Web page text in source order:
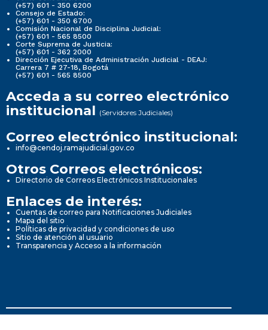
(+57) 601 - 350 6200
Consejo de Estado:
(+57) 601 - 350 6700
Comisión Nacional de Disciplina Judicial:
(+57) 601 - 565 8500
Corte Suprema de Justicia:
(+57) 601 - 362 2000
Dirección Ejecutiva de Administración Judicial - DEAJ:
Carrera 7 # 27-18, Bogotá
(+57) 601 - 565 8500
Acceda a su correo electrónico
institucional (Servidores Judiciales)
Correo electrónico institucional:
info@cendoj.ramajudicial.gov.co
Otros Correos electrónicos:
Directorio de Correos Electrónicos Institucionales
Enlaces de interés:
Cuentas de correo para Notificaciones Judiciales
Mapa del sitio
Políticas de privacidad y condiciones de uso
Sitio de atención al usuario
Transparencia y Acceso a la información